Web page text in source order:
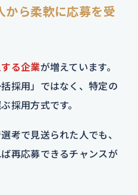
ら柔軟に応募を受
る企業が増えています。
採用」ではなく、特定の
採用方式です。
考で見送られた人でも、
再応募できるチャンスが